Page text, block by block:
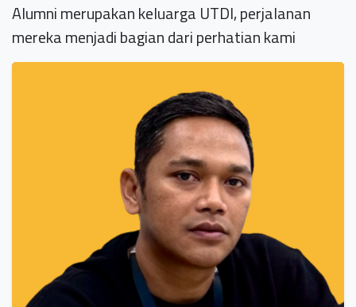
Alumni merupakan keluarga UTDI, perjalanan
mereka menjadi bagian dari perhatian kami